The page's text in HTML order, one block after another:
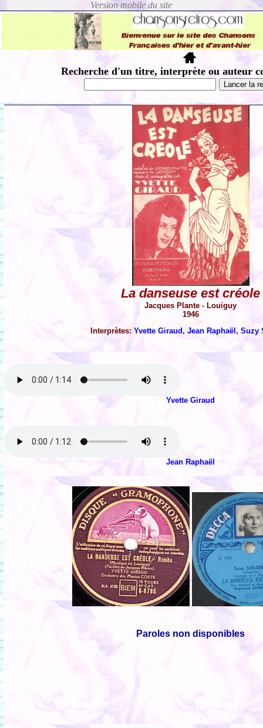
Recherche d'un titre, interprète ou auteur
La danseuse est créole
Jacques Plante - Louiguy
1946
Interprètes:Yvette Giraud,Jean Raphaël,Suzy
Yvette Giraud
Jean Raphaël
Paroles non disponibles